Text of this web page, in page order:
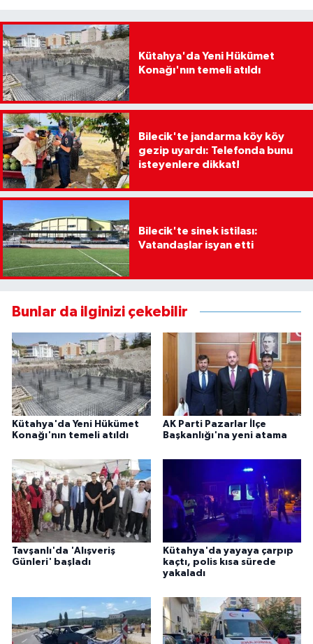
Kütahya'da Yeni Hükümet
Konağı'nın temeli atıldı
Bilecik'te jandarma köy köy
gezip uyardı: Telefonda bunu
isteyenlere dikkat!
Bilecik'te sinek istilası:
Vatandaşlar isyan etti
Bunlar da ilginizi çekebilir
Kütahya'da Yeni Hükümet
Konağı'nın temeli atıldı
AK Parti Pazarlar İlçe
Başkanlığı'na yeni atama
Tavşanlı'da 'Alışveriş
Günleri' başladı
Kütahya'da yayaya çarpıp
kaçtı, polis kısa sürede
yakaladı